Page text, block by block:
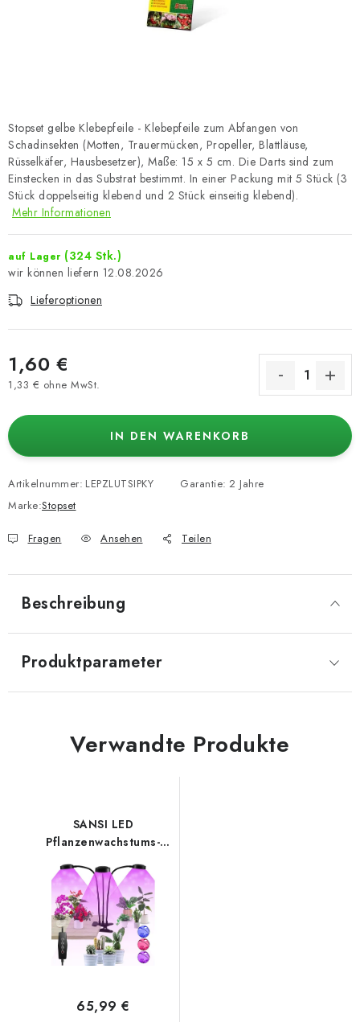
Stopset gelbe Klebepfeile - Klebepfeile zum Abfangen von
Schadinsekten (Motten, Trauermücken, Propeller, Blattläuse,
Rüsselkäfer, Hausbesetzer), Maße: 15 x 5 cm. Die Darts sind zum
Einstecken in das Substrat bestimmt. In einer Packung mit 5 Stück (3
Stück doppelseitig klebend und 2 Stück einseitig klebend).
Mehr Informationen
auf Lager (324 Stk.)
12.08.2026
Lieferoptionen
1,60 €
1,33 € ohne MwSt.
IN DEN WARENKORB
Artikelnummer: LEPZLUTSIPKY
Marke:Stopset
Garantie: 2 Jahre
Fragen Ansehen Teilen
Beschreibung
Produktparameter
Verwandte Produkte
SANSI LED
Pflanzenwachstums-
Leuchte mit Klammer
24W
65,99 €